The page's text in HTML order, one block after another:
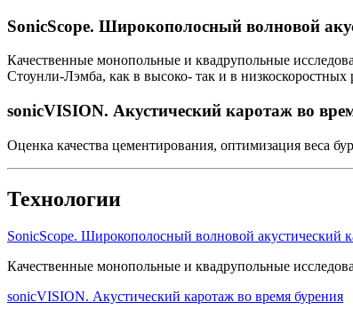
SonicScope. Широкополосный волновой
Качественные монопольные и квадрупольные
Стоунли-Лэмба, как в высоко- так и в низкоскоростных
sonicVISION. Акустический каротаж во
Оценка качества цементирования, оптимизация веса
Технологии
SonicScope. Широкополосный волновой акустический
Качественные монопольные и квадрупольные
sonicVISION. Акустический каротаж во время бурения